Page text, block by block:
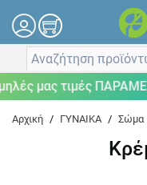
τιμές ΠΑΡΑΜΕΝΟΥΝ!
Αρχική / ΓΥΝΑΙΚΑ / Σώμα